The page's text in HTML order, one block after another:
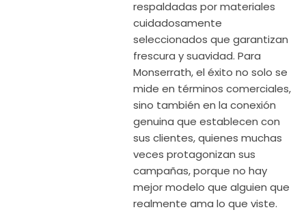
respaldadas por materiales
cuidadosamente
seleccionados que garantizan
frescura y suavidad. Para
Monserrath, el éxito no solo se
mide en términos comerciales,
sino también en la conexión
genuina que establecen con
sus clientes, quienes muchas
veces protagonizan sus
campañas, porque no hay
mejor modelo que alguien que
realmente ama lo que viste.